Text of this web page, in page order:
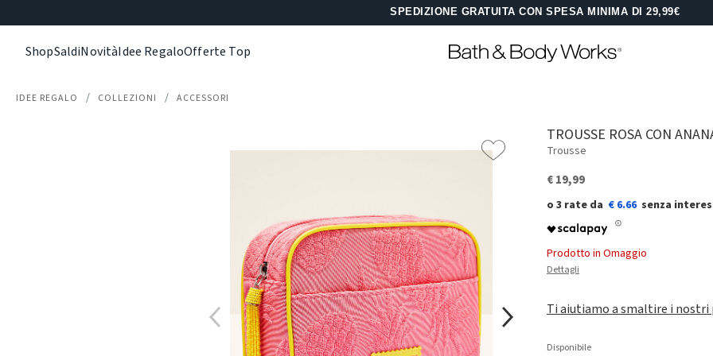
SPEDIZIONE GRATUITA CON SPESA MINIMA DI 29,99€
ShopSaldiNovitàIdee RegaloOfferte Top
IDEE REGALO COLLEZIONI ACCESSORI
TROUSSE ROSA CON
Trousse
€ 19,99
€ 6.66
Prodotto in Omaggio
Dettagli
Ti aiutiamo a smaltire i
Disponibile